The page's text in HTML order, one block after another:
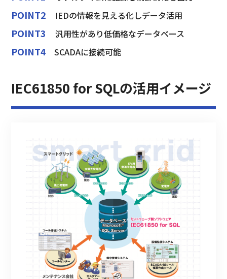
POINT2 IEDの情報を見える化しデータ活用
POINT3 汎用性があり低価格なデータベース
POINT4 SCADAに接続可能
IEC61850 for SQLの活用イメージ